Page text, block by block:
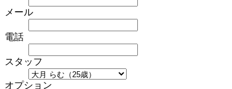
メール
電話
スタッフ
オプション